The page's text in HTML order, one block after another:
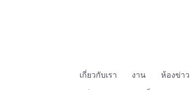
เกี่ยวกับเรา งาน ห้องข่าว